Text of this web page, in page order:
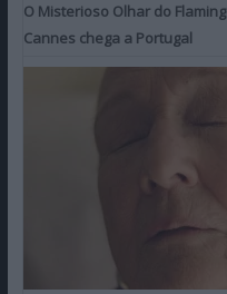
O Misterioso Olhar do
Cannes chega a Portugal